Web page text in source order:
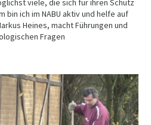
viele, die sich für ihren Schutz
bin ich im NABU aktiv und helfe auf
Heines, macht Führungen und
Fragen